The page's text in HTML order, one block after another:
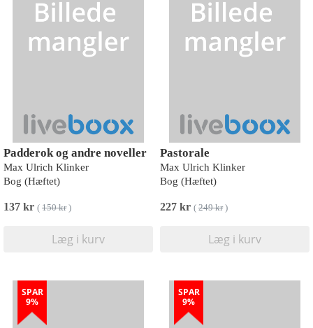
Padderok og andre noveller
Max Ulrich Klinker
Bog (Hæftet)
137 kr ( 150 kr)
Læg i kurv
Pastorale
Max Ulrich Klinker
Bog (Hæftet)
227 kr ( 249 kr)
Læg i kurv
SPAR
9%
SPAR
9%